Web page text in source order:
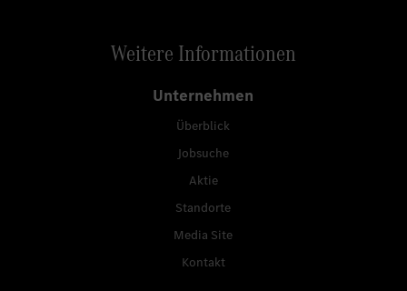
Weitere Informationen
Unternehmen
Überblick
Jobsuche
Aktie
Standorte
Media Site
Kontakt